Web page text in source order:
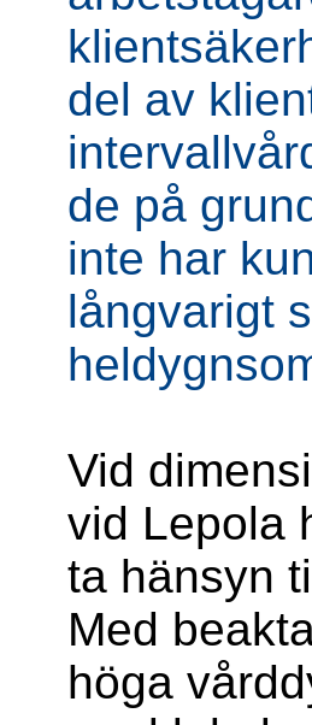
del av
de på
inte har
långvarigt
Vid
vid Lepola
ta hänsyn
Med
höga